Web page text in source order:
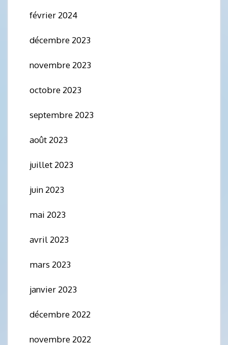
février 2024
décembre 2023
novembre 2023
octobre 2023
septembre 2023
août 2023
juillet 2023
juin 2023
mai 2023
avril 2023
mars 2023
janvier 2023
décembre 2022
novembre 2022